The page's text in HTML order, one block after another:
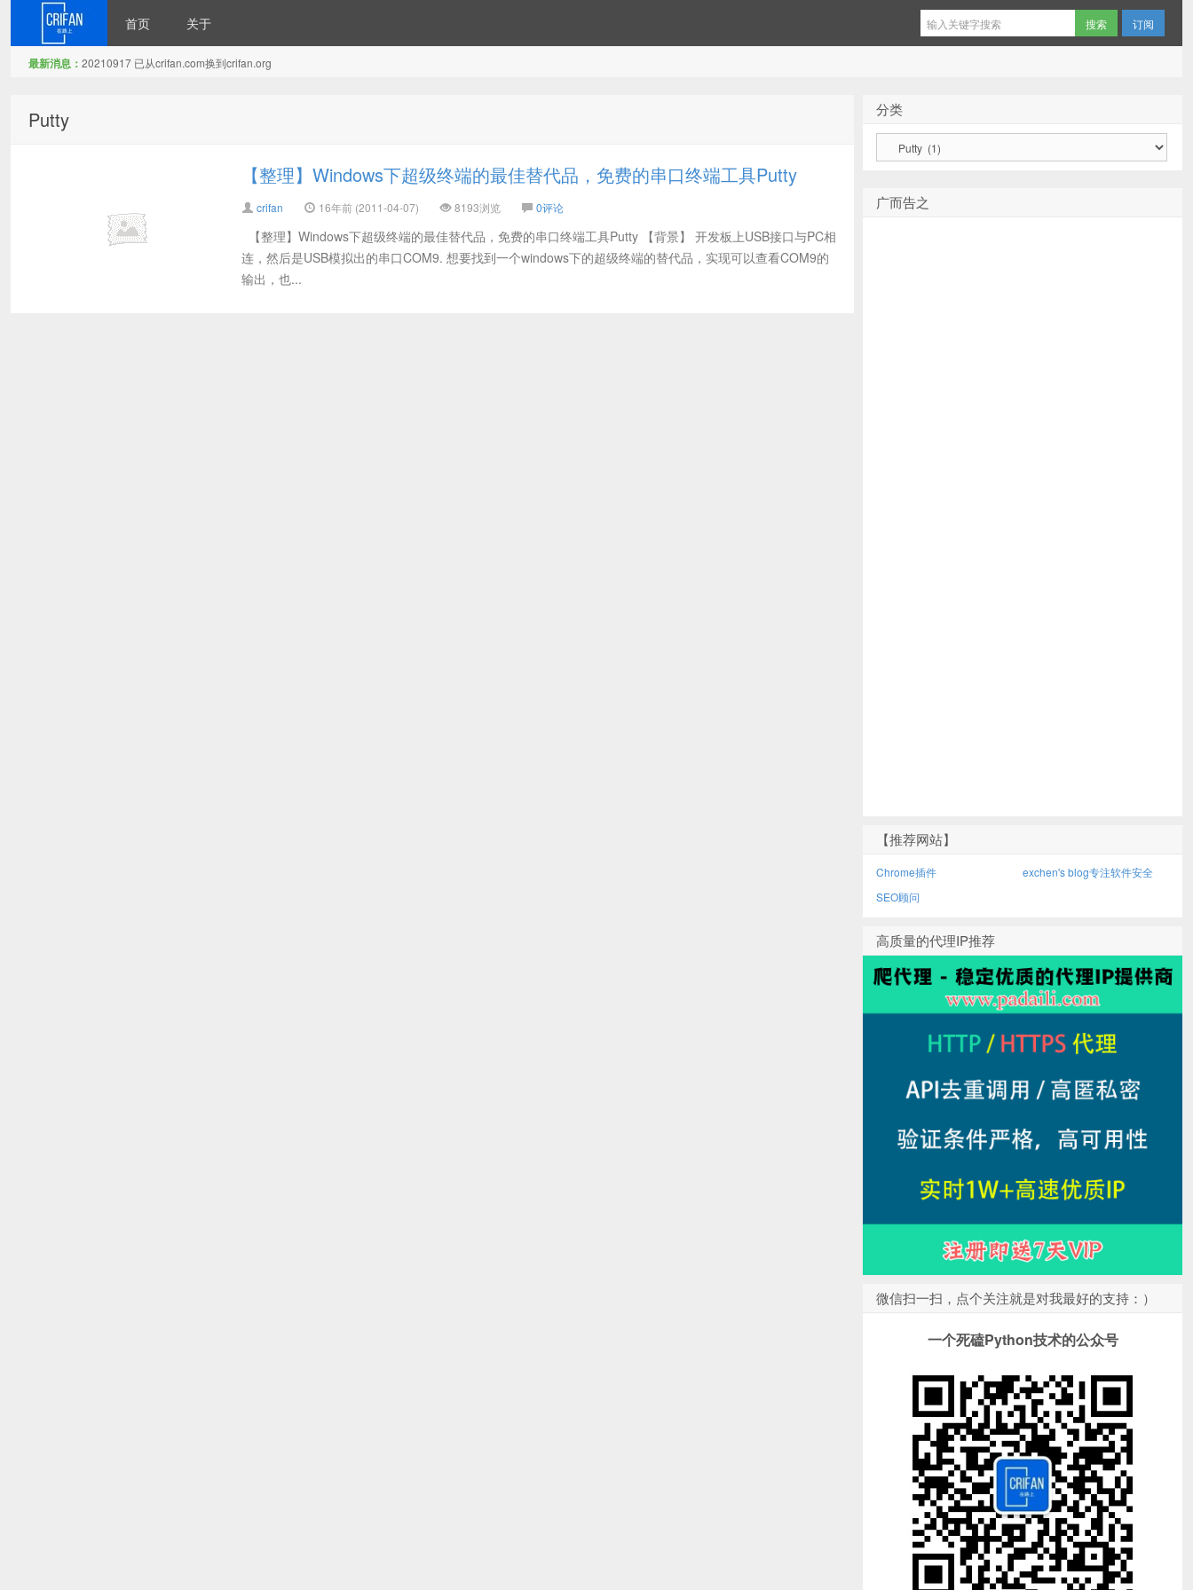
首页 关于 订阅
最新消息： 20210917 已从crifan.com换到crifan.org
Putty
【整理】Windows下超级终端的最佳替代品，免费的串口终端工具Putty
crifan 16年前 (2011-04-07) 8193浏览 0评论
【整理】Windows下超级终端的最佳替代品，免费的串口终端工具Putty 【背景】 开发板上USB接口与PC相
连，然后是USB模拟出的串口COM9. 想要找到一个windows下的超级终端的替代品，实现可以查看COM9的
输出，也...
分类
广而告之
【推荐网站】
Chrome插件
exchen's blog专注软件安全
SEO顾问
高质量的代理IP推荐
微信扫一扫，点个关注就是对我最好的支持：）
一个死磕Python技术的公众号